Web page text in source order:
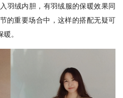
羽绒内胆，有羽绒服的保暖效果同
的重要场合中，这样的搭配无疑可
。